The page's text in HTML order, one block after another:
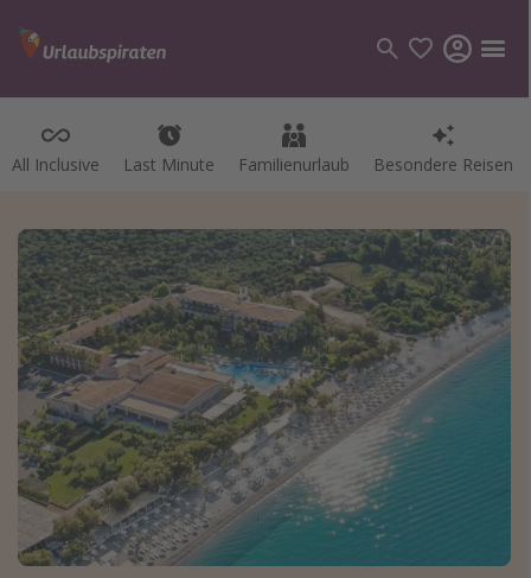
All Inclusive Last Minute Familienurlaub Besondere Reisen
Kategorien
Hotel
Pauschalreisen
Kreuzfahrten
Reiseziele
Alle Reiseziele
Bodensee Urlaub
Gozo Urlaub
Normandie Urlaub